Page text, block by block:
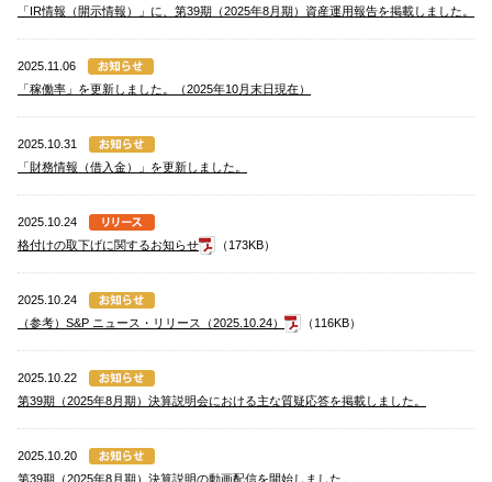
「IR情報（開示情報）」に、第39期（2025年8月期）資産運用報告を掲載しました。
2025.11.06
「稼働率」を更新しました。（2025年10月末日現在）
2025.10.31
「財務情報（借入金）」を更新しました。
2025.10.24
格付けの取下げに関するお知らせ
（173KB）
2025.10.24
（参考）S&P ニュース・リリース（2025.10.24）
（116KB）
2025.10.22
第39期（2025年8月期）決算説明会における主な質疑応答を掲載しました。
2025.10.20
第39期（2025年8月期）決算説明の動画配信を開始しました。